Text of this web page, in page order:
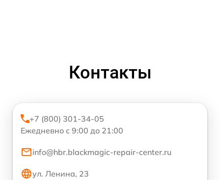
Контакты
+7 (800) 301-34-05
Ежедневно с 9:00 до 21:00
info@hbr.blackmagic-repair-center.ru
ул. Ленина, 23